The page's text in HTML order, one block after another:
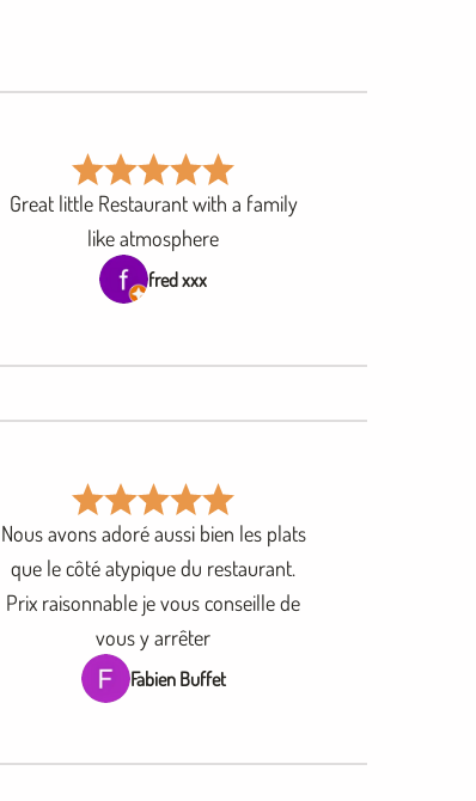
Great little Restaurant with a family
like atmosphere
fred xxx
Nous avons adoré aussi bien les plats
que le côté atypique du restaurant.
Prix raisonnable je vous conseille de
vous y arrêter
Fabien Buffet